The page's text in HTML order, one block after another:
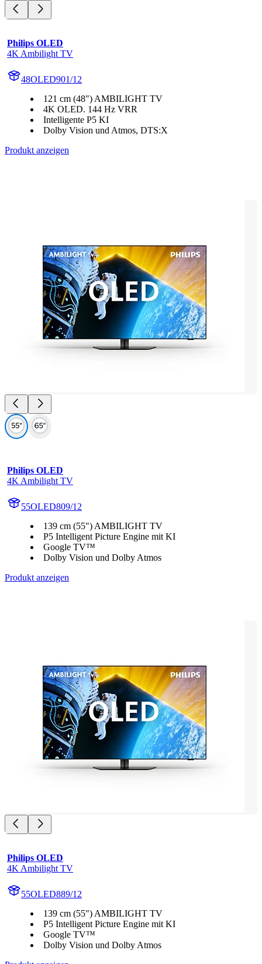
Philips OLED
4K Ambilight TV
48OLED901/12
121 cm (48") AMBILIGHT TV
4K OLED. 144 Hz VRR
Intelligente P5 KI
Dolby Vision und Atmos, DTS:X
Produkt anzeigen
Philips OLED
4K Ambilight TV
55OLED809/12
139 cm (55") AMBILIGHT TV
P5 Intelligent Picture Engine mit KI
Google TV™
Dolby Vision und Dolby Atmos
Produkt anzeigen
Philips OLED
4K Ambilight TV
55OLED889/12
139 cm (55") AMBILIGHT TV
P5 Intelligent Picture Engine mit KI
Google TV™
Dolby Vision und Dolby Atmos